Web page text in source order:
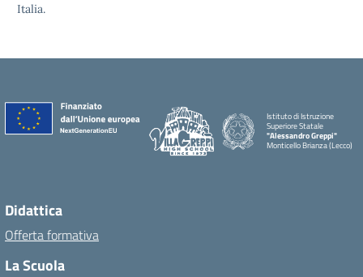
Italia.
Istituto di Istruzione
Superiore Statale
"Alessandro Greppi"
Monticello Brianza (Lecco)
Didattica
Offerta formativa
La Scuola